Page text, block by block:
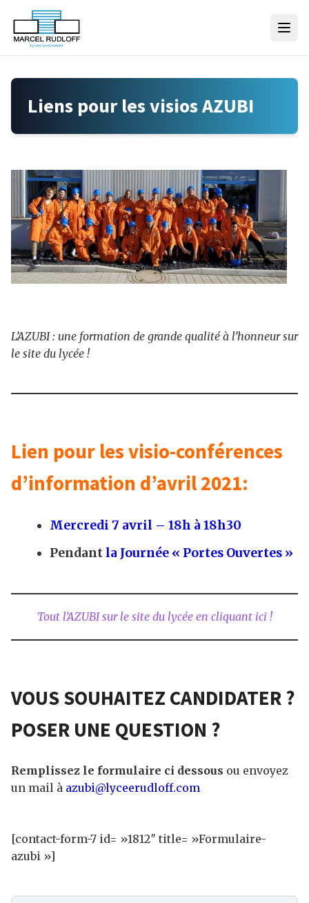
Skip to content
Liens pour les visios AZUBI
L’AZUBI : une formation de grande qualité à l’honneur sur
le site du lycée !
Lien pour les visio-conférences
d’information d’avril 2021:
Mercredi 7 avril – 18h à 18h30
Pendant la Journée « Portes Ouvertes »
Tout l’AZUBI sur le site du lycée en cliquant ici !
VOUS SOUHAITEZ CANDIDATER ?
POSER UNE QUESTION ?
Remplissez le formulaire ci dessous ou envoyez
un mail à azubi@lyceerudloff.com
[contact-form-7 id= »1812″ title= »Formulaire-
azubi »]